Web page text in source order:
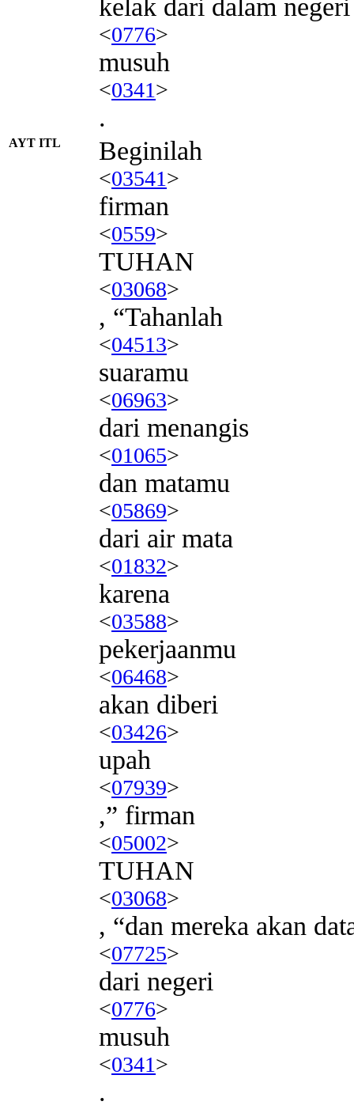
kelak dari dalam negeri
<0776>
musuh
<0341>
.
AYT ITL Beginilah
<03541>
firman
<0559>
TUHAN
<03068>
, “Tahanlah
<04513>
suaramu
<06963>
dari menangis
<01065>
dan matamu
<05869>
dari air mata
<01832>
karena
<03588>
pekerjaanmu
<06468>
akan diberi
<03426>
upah
<07939>
,” firman
<05002>
TUHAN
<03068>
, “dan mereka akan
<07725>
dari negeri
<0776>
musuh
<0341>
.